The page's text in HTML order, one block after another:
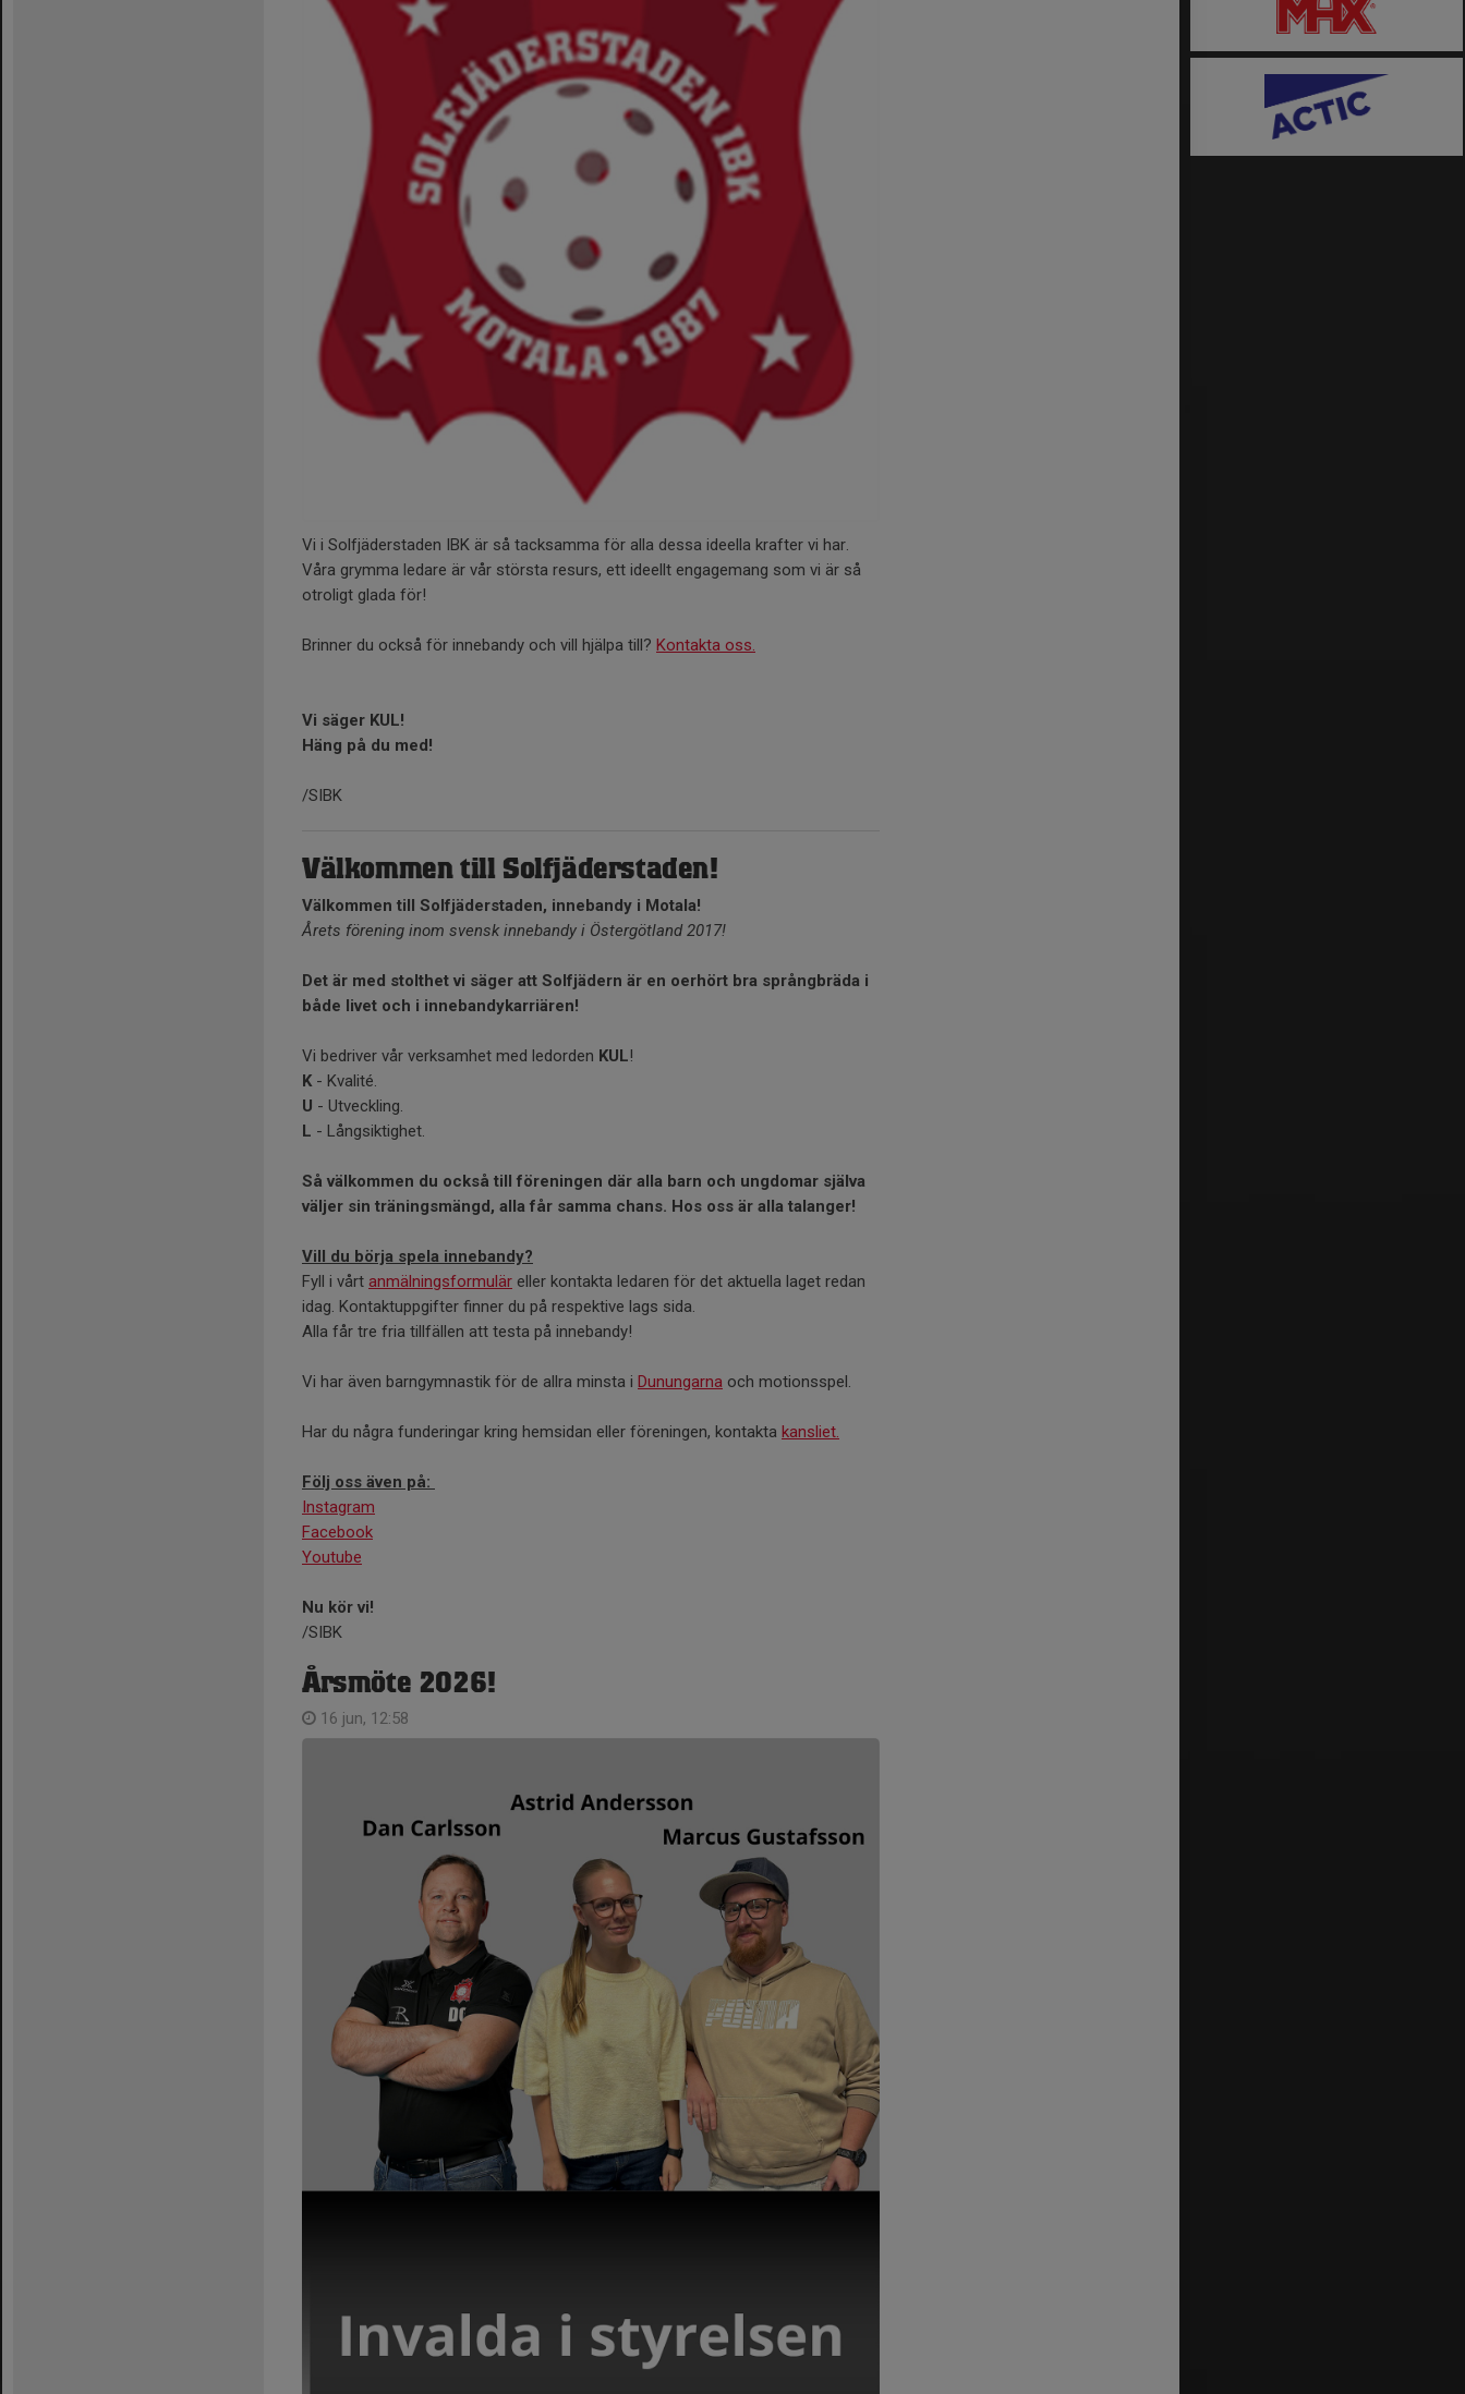
Vi i Solfjäderstaden IBK är så tacksamma för alla dessa ideella krafter vi har.
Våra grymma ledare är vår största resurs, ett ideellt engagemang som vi är så
otroligt glada för!
Brinner du också för innebandy och vill hjälpa till? Kontakta oss.
Vi säger KUL!
Häng på du med!
/SIBK
Välkommen till Solfjäderstaden!
Välkommen till Solfjäderstaden, innebandy i Motala!
Årets förening inom svensk innebandy i Östergötland 2017!
Det är med stolthet vi säger att Solfjädern är en oerhört bra språngbräda i
både livet och i innebandykarriären!
Vi bedriver vår verksamhet med ledorden KUL!
K- Kvalité.
U - Utveckling.
L - Långsiktighet.
Så välkommen du också till föreningen där alla barn och ungdomar själva
väljer sin träningsmängd, alla får samma chans. Hos oss är alla talanger!
Vill du börja spela innebandy?
Fyll i vårt anmälningsformulär eller kontakta ledaren för det aktuella laget redan
idag. Kontaktuppgifter finner du på respektive lags sida.
Alla får tre fria tillfällen att testa på innebandy!
Vi har även barngymnastik för de allra minsta i Dunungarna och motionsspel.
Har du några funderingar kring hemsidan eller föreningen, kontakta kansliet.
Följ oss även på:
Instagram
Facebook
Youtube
Nu kör vi!
/SIBK
Årsmöte 2026!
16 jun, 12:58